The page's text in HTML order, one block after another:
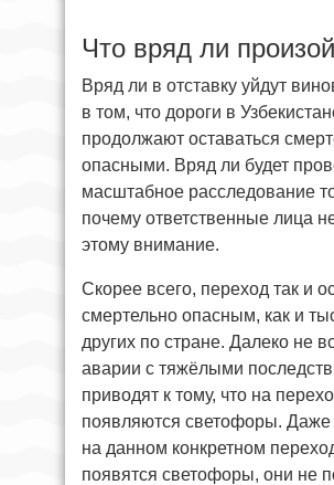
Что вряд ли
Вряд ли в отставку уйдут
в том, что дороги в
продолжают оставаться
опасными. Вряд ли будет
масштабное расследование
почему ответственные лица
этому внимание.
Скорее всего, переход так и
смертельно опасным, как и
других по стране. Далеко не
аварии с тяжёлыми
приводят к тому, что на
появляются светофоры. Даже
на данном конкретном
появятся светофоры, они не